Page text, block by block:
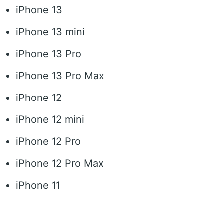
iPhone 13
iPhone 13 mini
iPhone 13 Pro
iPhone 13 Pro Max
iPhone 12
iPhone 12 mini
iPhone 12 Pro
iPhone 12 Pro Max
iPhone 11